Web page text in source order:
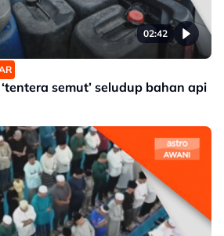
02:42
semut’ seludup bahan api